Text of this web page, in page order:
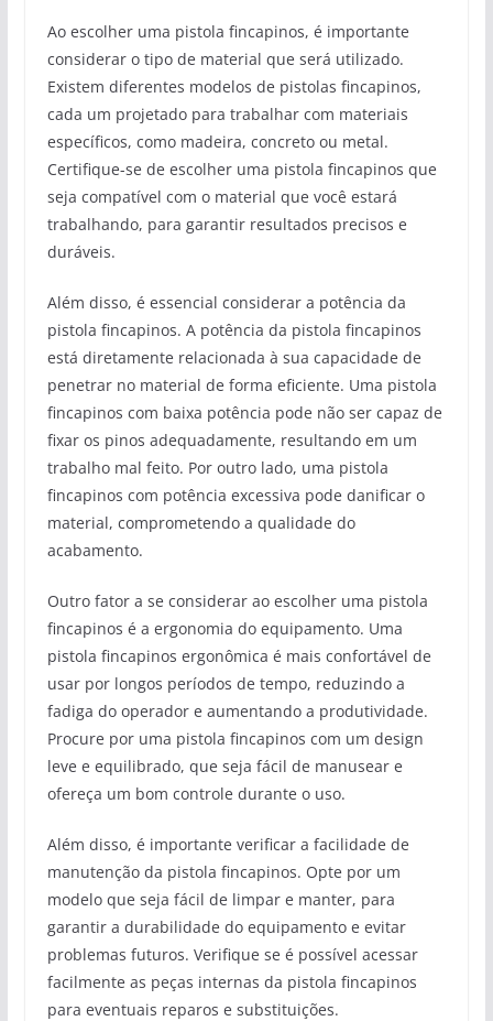
Ao escolher uma pistola fincapinos, é importante
considerar o tipo de material que será utilizado.
Existem diferentes modelos de pistolas fincapinos,
cada um projetado para trabalhar com materiais
específicos, como madeira, concreto ou metal.
Certifique-se de escolher uma pistola fincapinos que
seja compatível com o material que você estará
trabalhando, para garantir resultados precisos e
duráveis.
Além disso, é essencial considerar a potência da
pistola fincapinos. A potência da pistola fincapinos
está diretamente relacionada à sua capacidade de
penetrar no material de forma eficiente. Uma pistola
fincapinos com baixa potência pode não ser capaz de
fixar os pinos adequadamente, resultando em um
trabalho mal feito. Por outro lado, uma pistola
fincapinos com potência excessiva pode danificar o
material, comprometendo a qualidade do
acabamento.
Outro fator a se considerar ao escolher uma pistola
fincapinos é a ergonomia do equipamento. Uma
pistola fincapinos ergonômica é mais confortável de
usar por longos períodos de tempo, reduzindo a
fadiga do operador e aumentando a produtividade.
Procure por uma pistola fincapinos com um design
leve e equilibrado, que seja fácil de manusear e
ofereça um bom controle durante o uso.
Além disso, é importante verificar a facilidade de
manutenção da pistola fincapinos. Opte por um
modelo que seja fácil de limpar e manter, para
garantir a durabilidade do equipamento e evitar
problemas futuros. Verifique se é possível acessar
facilmente as peças internas da pistola fincapinos
para eventuais reparos e substituições.